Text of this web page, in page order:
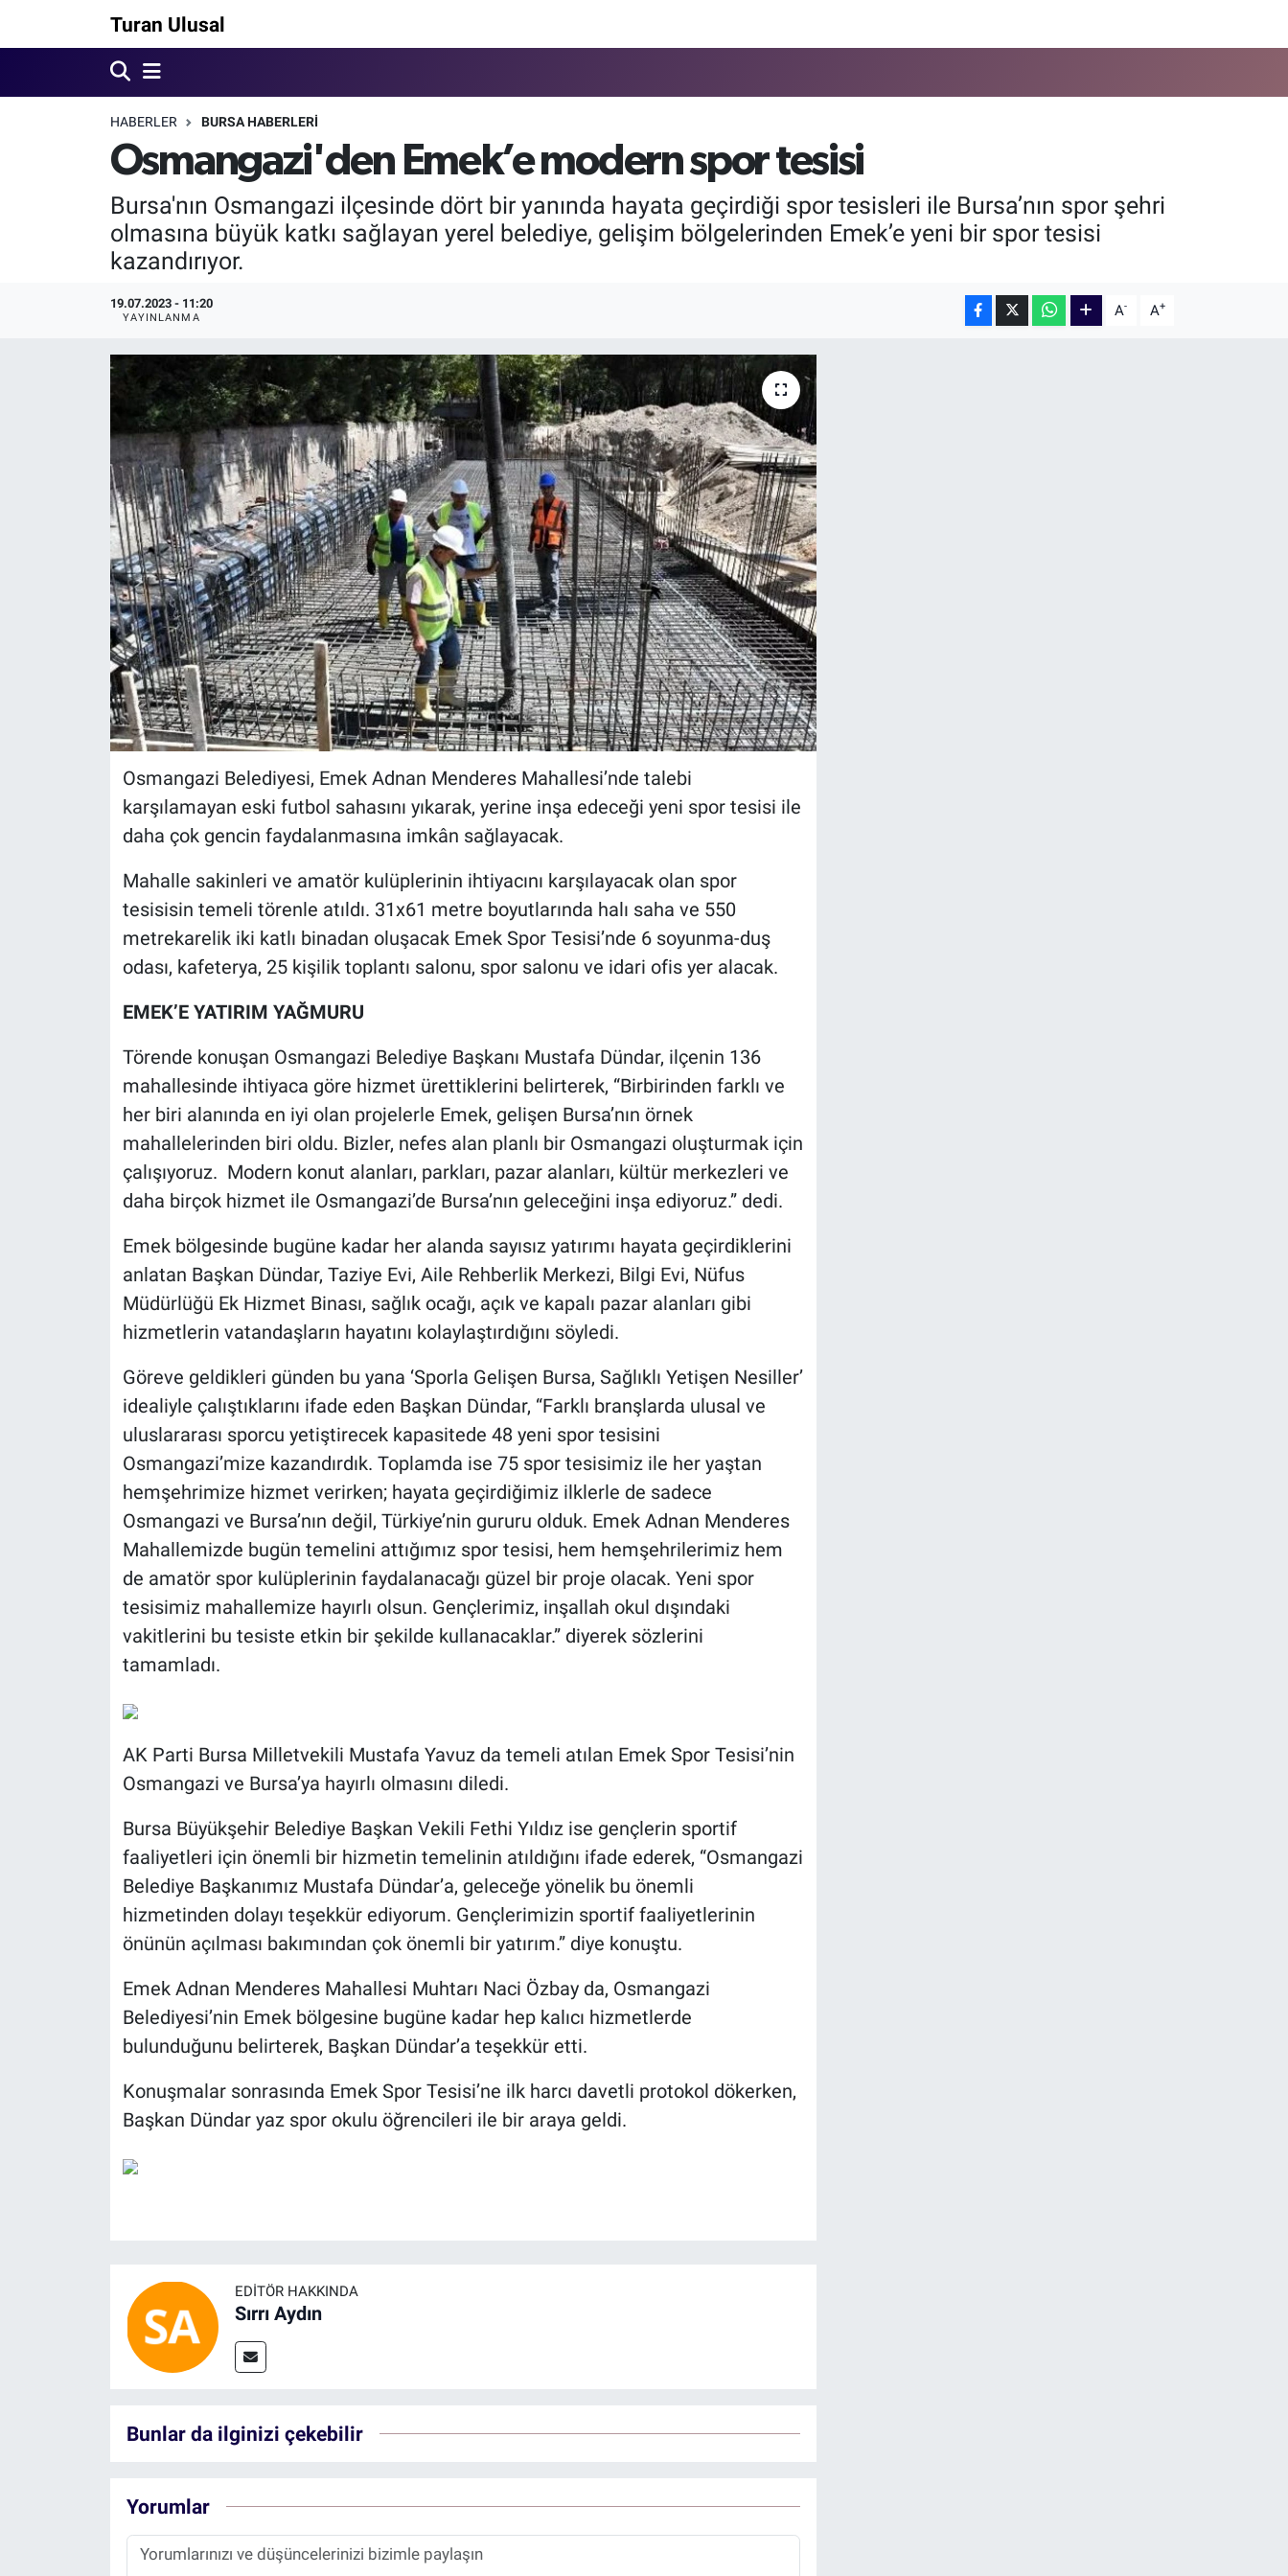
Turan Ulusal
HABERLER BURSA HABERLERİ
Osmangazi'den Emek’e modern spor tesisi
Bursa'nın Osmangazi ilçesinde dört bir yanında hayata geçirdiği spor tesisleri ile Bursa’nın spor şehri
olmasına büyük katkı sağlayan yerel belediye, gelişim bölgelerinden Emek’e yeni bir spor tesisi
kazandırıyor.
19.07.2023 - 11:20
YAYINLANMA A- A+
Osmangazi Belediyesi, Emek Adnan Menderes Mahallesi’nde talebi
karşılamayan eski futbol sahasını yıkarak, yerine inşa edeceği yeni spor tesisi ile
daha çok gencin faydalanmasına imkân sağlayacak.
Mahalle sakinleri ve amatör kulüplerinin ihtiyacını karşılayacak olan spor
tesisisin temeli törenle atıldı. 31x61 metre boyutlarında halı saha ve 550
metrekarelik iki katlı binadan oluşacak Emek Spor Tesisi’nde 6 soyunma-duş
odası, kafeterya, 25 kişilik toplantı salonu, spor salonu ve idari ofis yer alacak.
EMEK’E YATIRIM YAĞMURU
Törende konuşan Osmangazi Belediye Başkanı Mustafa Dündar, ilçenin 136
mahallesinde ihtiyaca göre hizmet ürettiklerini belirterek, “Birbirinden farklı ve
her biri alanında en iyi olan projelerle Emek, gelişen Bursa’nın örnek
mahallelerinden biri oldu. Bizler, nefes alan planlı bir Osmangazi oluşturmak için
çalışıyoruz. Modern konut alanları, parkları, pazar alanları, kültür merkezleri ve
daha birçok hizmet ile Osmangazi’de Bursa’nın geleceğini inşa ediyoruz.” dedi.
Emek bölgesinde bugüne kadar her alanda sayısız yatırımı hayata geçirdiklerini
anlatan Başkan Dündar, Taziye Evi, Aile Rehberlik Merkezi, Bilgi Evi, Nüfus
Müdürlüğü Ek Hizmet Binası, sağlık ocağı, açık ve kapalı pazar alanları gibi
hizmetlerin vatandaşların hayatını kolaylaştırdığını söyledi.
Göreve geldikleri günden bu yana ‘Sporla Gelişen Bursa, Sağlıklı Yetişen Nesiller’
idealiyle çalıştıklarını ifade eden Başkan Dündar, “Farklı branşlarda ulusal ve
uluslararası sporcu yetiştirecek kapasitede 48 yeni spor tesisini
Osmangazi’mize kazandırdık. Toplamda ise 75 spor tesisimiz ile her yaştan
hemşehrimize hizmet verirken; hayata geçirdiğimiz ilklerle de sadece
Osmangazi ve Bursa’nın değil, Türkiye’nin gururu olduk. Emek Adnan Menderes
Mahallemizde bugün temelini attığımız spor tesisi, hem hemşehrilerimiz hem
de amatör spor kulüplerinin faydalanacağı güzel bir proje olacak. Yeni spor
tesisimiz mahallemize hayırlı olsun. Gençlerimiz, inşallah okul dışındaki
vakitlerini bu tesiste etkin bir şekilde kullanacaklar.” diyerek sözlerini
tamamladı.
AK Parti Bursa Milletvekili Mustafa Yavuz da temeli atılan Emek Spor Tesisi’nin
Osmangazi ve Bursa’ya hayırlı olmasını diledi.
Bursa Büyükşehir Belediye Başkan Vekili Fethi Yıldız ise gençlerin sportif
faaliyetleri için önemli bir hizmetin temelinin atıldığını ifade ederek, “Osmangazi
Belediye Başkanımız Mustafa Dündar’a, geleceğe yönelik bu önemli
hizmetinden dolayı teşekkür ediyorum. Gençlerimizin sportif faaliyetlerinin
önünün açılması bakımından çok önemli bir yatırım.” diye konuştu.
Emek Adnan Menderes Mahallesi Muhtarı Naci Özbay da, Osmangazi
Belediyesi’nin Emek bölgesine bugüne kadar hep kalıcı hizmetlerde
bulunduğunu belirterek, Başkan Dündar’a teşekkür etti.
Konuşmalar sonrasında Emek Spor Tesisi’ne ilk harcı davetli protokol dökerken,
Başkan Dündar yaz spor okulu öğrencileri ile bir araya geldi.
EDITÖR HAKKINDA
Sırrı Aydın
Bunlar da ilginizi çekebilir
Yorumlar